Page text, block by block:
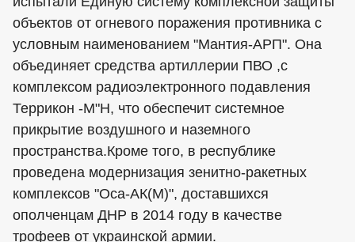
объектов от огневого поражения противника с
условным наименованием "Мантия-АРП". Она
объединяет средства артиллерии ПВО ,с
комплексом радиоэлектронного подавления
Террикон -М"Н, что обеспечит системное
прикрытие воздушного и наземного
пространства.Кроме того, в республике
проведена модернизация зенитно-ракетных
комплексов "Оса-АК(М)", доставшихся
ополченцам ДНР в 2014 году в качестве
трофеев от украинской армии.